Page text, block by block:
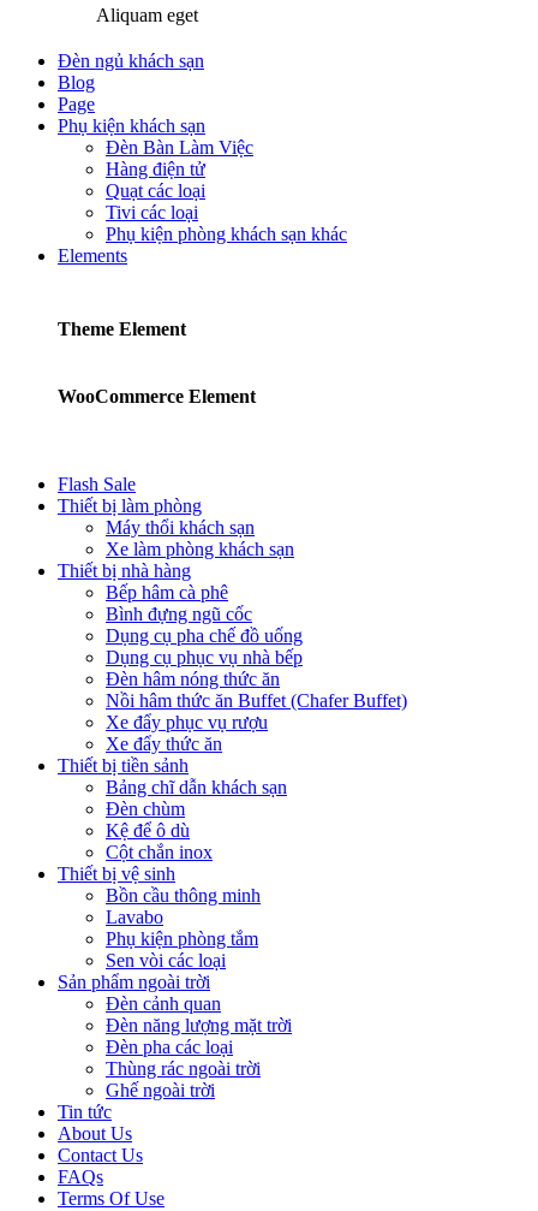
Aliquam eget
Đèn ngủ khách sạn
Blog
Page
Phụ kiện khách sạn
Đèn Bàn Làm Việc
Hàng điện tử
Quạt các loại
Tivi các loại
Phụ kiện phòng khách sạn khác
Elements
Theme Element
WooCommerce Element
Flash Sale
Thiết bị làm phòng
Máy thổi khách sạn
Xe làm phòng khách sạn
Thiết bị nhà hàng
Bếp hâm cà phê
Bình đựng ngũ cốc
Dụng cụ pha chế đồ uống
Dụng cụ phục vụ nhà bếp
Đèn hâm nóng thức ăn
Nồi hâm thức ăn Buffet (Chafer Buffet)
Xe đẩy phục vụ rượu
Xe đẩy thức ăn
Thiết bị tiền sảnh
Bảng chĩ dẫn khách sạn
Đèn chùm
Kệ để ô dù
Cột chắn inox
Thiết bị vệ sinh
Bồn cầu thông minh
Lavabo
Phụ kiện phòng tắm
Sen vòi các loại
Sản phẩm ngoài trời
Đèn cảnh quan
Đèn năng lượng mặt trời
Đèn pha các loại
Thùng rác ngoài trời
Ghế ngoài trời
Tin tức
About Us
Contact Us
FAQs
Terms Of Use